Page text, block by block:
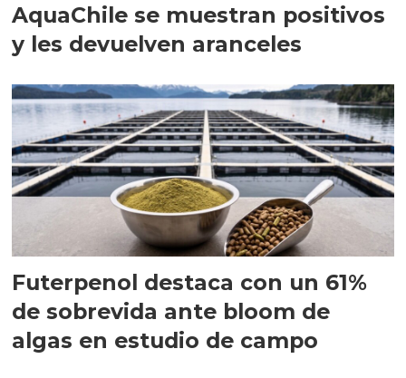
AquaChile se muestran positivos
y les devuelven aranceles
Futerpenol destaca con un 61%
de sobrevida ante bloom de
algas en estudio de campo